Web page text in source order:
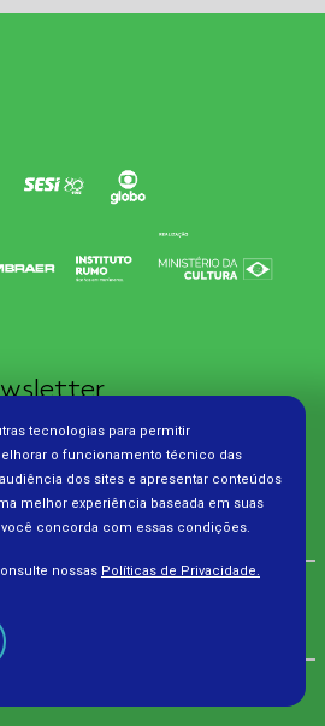
tecnologias para permitir
o funcionamento técnico das
dos sites e apresentar conteúdos
melhor experiência baseada em suas
concorda com essas condições.
nossas Políticas de Privacidade.